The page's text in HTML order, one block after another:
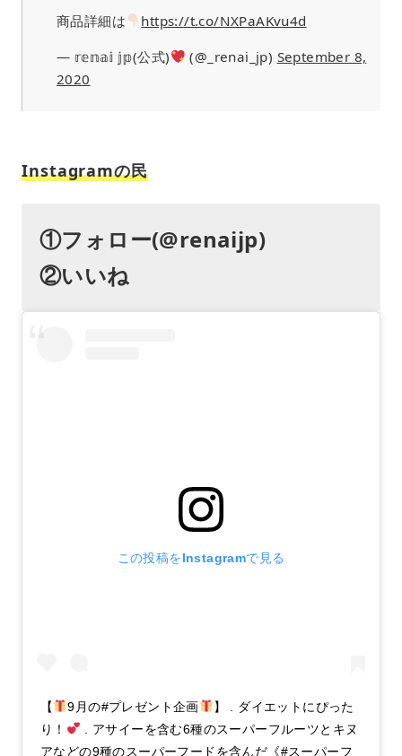
商品詳細は https://t.co/NXPaAKvu4d
— 𝕣𝕖𝕟𝕒𝕚 𝕛𝕡(公式) (@_renai_jp) September 8,
2020
Instagramの民
①フォロー(@renaijp)
②いいね
この投稿をInstagramで見る
【 9月の#プレゼント企画
】 . ダイエットにぴった
り！
. アサイーを含む6種のスーパーフルーツとキヌ
アなどの9種のスーパーフードを含んだ《#スーパーフ